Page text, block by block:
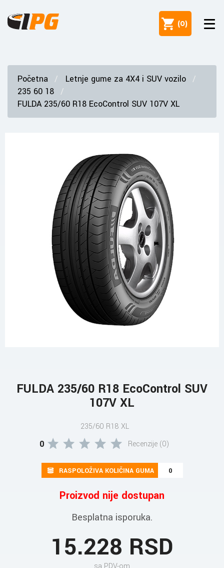
(0)
Početna
Letnje gume za 4X4 i SUV vozilo
235 60 18
FULDA 235/60 R18 EcoControl SUV 107V XL
FULDA 235/60 R18 EcoControl SUV
107V XL
235/60 R18 XL
0 Recenzije (0)
RASPOLOŽIVA KOLIČINA GUMA 0
Proizvod nije dostupan
Besplatna isporuka.
15.228 RSD